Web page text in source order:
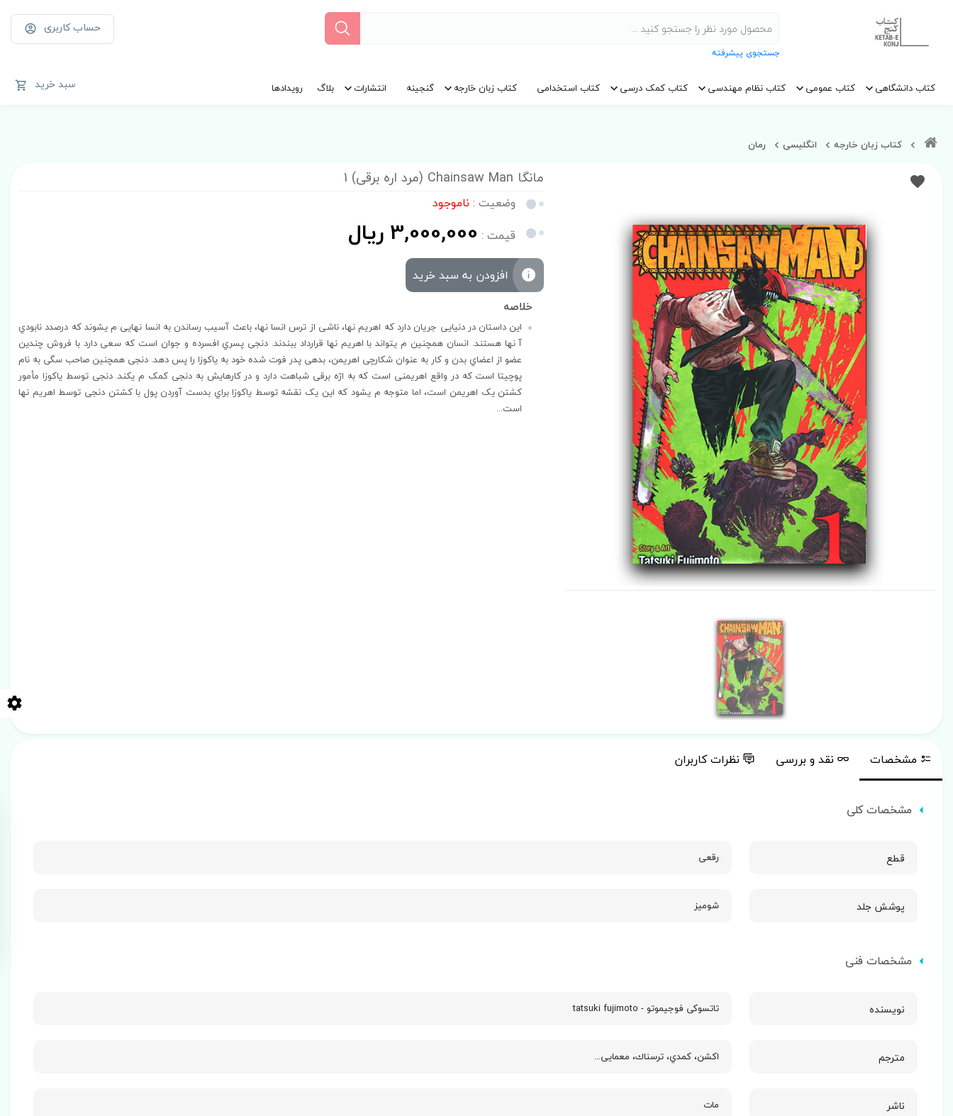
جستجوی پیشرفته
حساب کاربری
کتاب دانشگاهی کتاب عمومی کتاب نظام مهندسی کتاب کمک درسی کتاب استخدامی کتاب زبان خارجه گنجینه انتشارات بلاگ رویدادها سبد خرید
کتاب زبان خارجه انگلیسی رمان
مانگا Chainsaw Man (مرد اره برقی) 1
وضعیت : ناموجود
قیمت : 3,000,000 ریال
افزودن به سبد خرید
این داستان در دنیایی جریان دارد که اهریم نها، ناشی از ترس انسا نها، باعث آسیب رساندن به انسا نهایی م یشوند که درصدد نابودي
آ نها هستند. انسان همچنین م یتواند با اهریم نها قرارداد ببندند. دنجی پسري افسرده و جوان است که سعی دارد با فروش چندین
عضو از اعضاي بدن و کار به عنوان شکارچی اهریمن، بدهی پدر فوت شده خود به یاکوزا را پس دهد. دنجی همچنین صاحب سگی به نام
پوچیتا است که در واقع اهریمنی است که به ارّه برقی شباهت دارد و در کارهایش به دنجی کمک م یکند. دنجی توسط یاکوزا مأمور
کشتن یک اهریمن است، اما متوجه م یشود که این یک نقشه توسط یاکوزا براي بدست آوردن پول با کشتن دنجی توسط اهریم نها
است...
مشخصات نقد و بررسی نظرات کاربران
مشخصات کلی
قطع رقعی
پوشش جلد شومیز
مشخصات فنی
نویسنده تاتسوکی فوجیموتو - tatsuki fujimoto
مترجم اکشن، کمدي، ترسناك، معمایی...
ناشر مات